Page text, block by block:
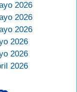
2026
2026
2026
2026
2026
2026